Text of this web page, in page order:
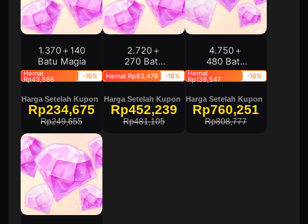
1.370＋140
Batu Magia
Hemat
Rp43,586
-16%
Harga Setelah Kupon
Rp234,675
Rp249,655
2.720＋
270 Batu
Magia
Hemat Rp83,478 -16%
Harga Setelah Kupon
Rp452,239
Rp481,105
4.750＋
480 Batu
Magia
Hemat
Rp139,547
-16%
Harga Setelah Kupon
Rp760,251
Rp808,777